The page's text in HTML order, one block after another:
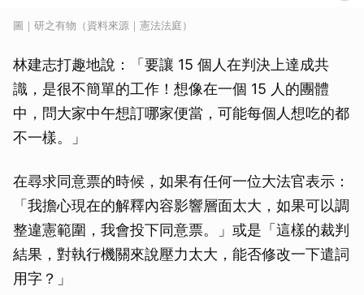
圖｜研之有物（資料來源｜憲法法庭）
林建志打趣地說：「要讓 15 個人在判決上達成共
識，是很不簡單的工作！想像在一個 15 人的團體
中，問大家中午想訂哪家便當，可能每個人想吃的都
不一樣。」
在尋求同意票的時候，如果有任何一位大法官表示：
「我擔心現在的解釋內容影響層面太大，如果可以調
整違憲範圍，我會投下同意票。」或是「這樣的裁判
結果，對執行機關來說壓力太大，能否修改一下遣詞
用字？」